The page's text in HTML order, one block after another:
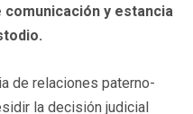
comunicación y estancia
de relaciones paterno-
la decisión judicial